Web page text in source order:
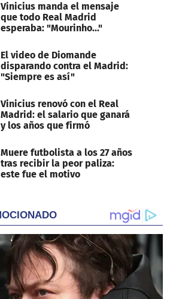
Vinicius manda el mensaje
que todo Real Madrid
esperaba: "Mourinho..."
El video de Diomande
disparando contra el Madrid:
"Siempre es así"
Vinicius renovó con el Real
Madrid: el salario que ganará
y los años que firmó
Muere futbolista a los 27 años
tras recibir la peor paliza:
este fue el motivo